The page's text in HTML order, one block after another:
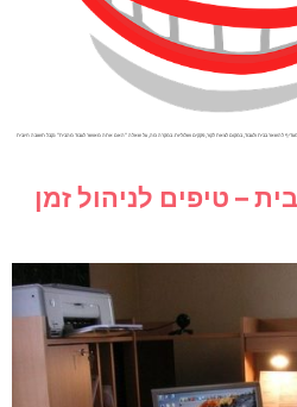
מעדיף להשאר בבית ולעבוד, במקום לצאת לקור, פקקים ושלוליות. במקרה כזה, על שאלה "האם אתה מאושר לעבוד מהבית" נקבל תשובה חיובית
– טיפים לניהול זמן